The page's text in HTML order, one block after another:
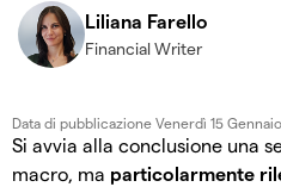
Liliana Farello
Financial Writer
Data di pubblicazione Venerdì 15
Si avvia alla conclusione una
macro, ma particolarmente